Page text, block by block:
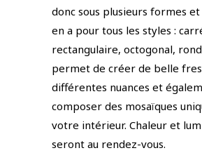
donc sous plusieurs formes
en a pour tous les styles :
rectangulaire, octogonal,
permet de créer de belle
différentes nuances et
composer des mosaïques
votre intérieur. Chaleur et
seront au rendez-vous.